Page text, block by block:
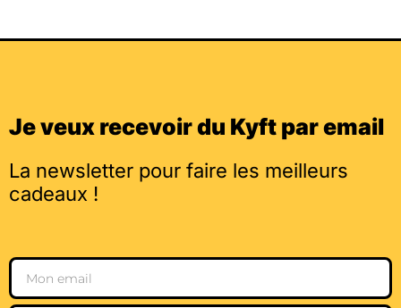
Je veux recevoir du Kyft par email
La newsletter pour faire les meilleurs
cadeaux !
Email